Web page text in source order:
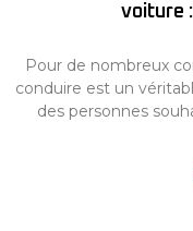
voiture
Pour de nombreux
conduire est un
des personnes